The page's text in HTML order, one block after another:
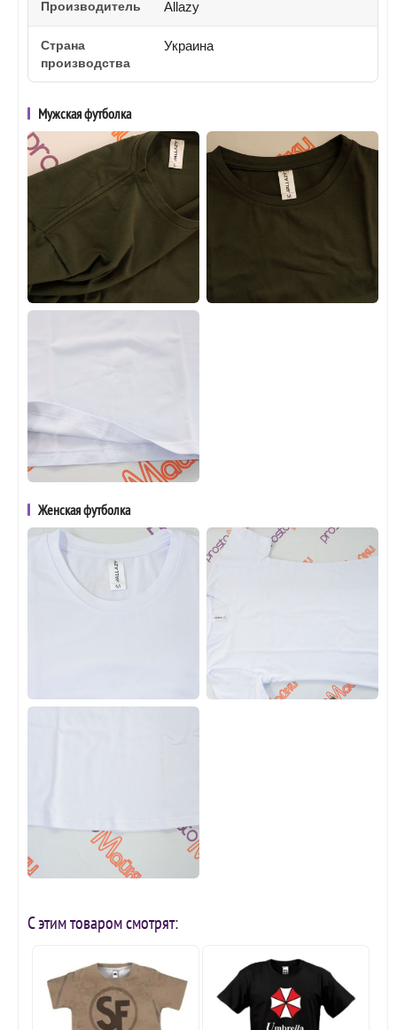
Производитель Allazy
Страна
производства
Украина
Мужская футболка
Женская футболка
С этим товаром смотрят: